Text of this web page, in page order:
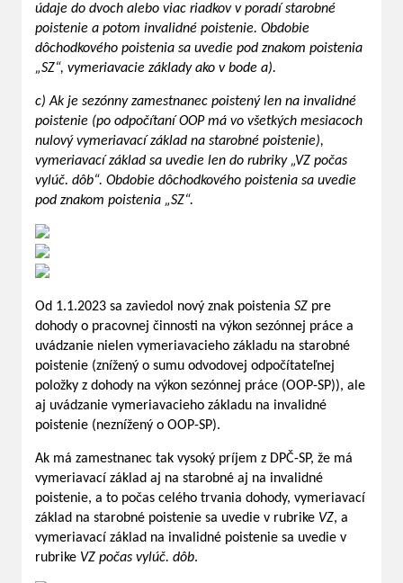
údaje do dvoch alebo viac riadkov v poradí starobné
poistenie a potom invalidné poistenie. Obdobie
dôchodkového poistenia sa uvedie pod znakom poistenia
„SZ“, vymeriavacie základy ako v bode a).
c) Ak je sezónny zamestnanec poistený len na invalidné
poistenie (po odpočítaní OOP má vo všetkých mesiacoch
nulový vymeriavací základ na starobné poistenie),
vymeriavací základ sa uvedie len do rubriky „VZ počas
vylúč. dôb“. Obdobie dôchodkového poistenia sa uvedie
pod znakom poistenia „SZ“.
Od 1.1.2023 sa zaviedol nový znak poistenia SZ pre
dohody o pracovnej činnosti na výkon sezónnej práce a
uvádzanie nielen vymeriavacieho základu na starobné
poistenie (znížený o sumu odvodovej odpočítateľnej
položky z dohody na výkon sezónnej práce (OOP-SP)), ale
aj uvádzanie vymeriavacieho základu na invalidné
poistenie (neznížený o OOP-SP).
Ak má zamestnanec tak vysoký príjem z DPČ-SP, že má
vymeriavací základ aj na starobné aj na invalidné
poistenie, a to počas celého trvania dohody, vymeriavací
základ na starobné poistenie sa uvedie v rubrike VZ, a
vymeriavací základ na invalidné poistenie sa uvedie v
rubrike VZ počas vylúč. dôb.